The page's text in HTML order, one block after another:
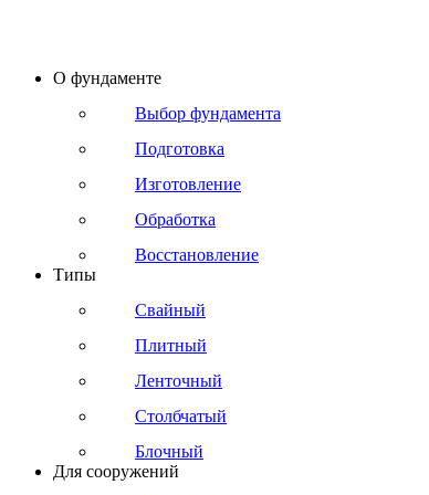
О фундаменте
Выбор фундамента
Подготовка
Изготовление
Обработка
Восстановление
Типы
Свайный
Плитный
Ленточный
Столбчатый
Блочный
Для сооружений